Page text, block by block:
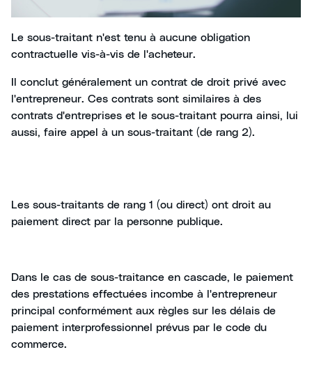
Le sous-traitant n'est tenu à aucune obligation
contractuelle vis-à-vis de l'acheteur.
Il conclut généralement un contrat de droit privé avec
l'entrepreneur. Ces contrats sont similaires à des
contrats d'entreprises et le sous-traitant pourra ainsi, lui
aussi, faire appel à un sous-traitant (de rang 2).
Les sous-traitants de rang 1 (ou direct) ont droit au
paiement direct par la personne publique.
Dans le cas de sous-traitance en cascade, le paiement
des prestations effectuées incombe à l'entrepreneur
principal conformément aux règles sur les délais de
paiement interprofessionnel prévus par le code du
commerce.